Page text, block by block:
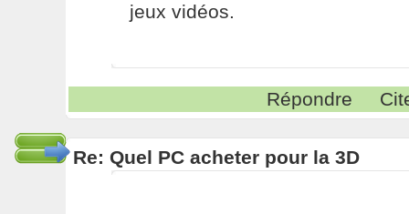
jeux vidéos.
Répondre
Re: Quel PC acheter pour la 3D